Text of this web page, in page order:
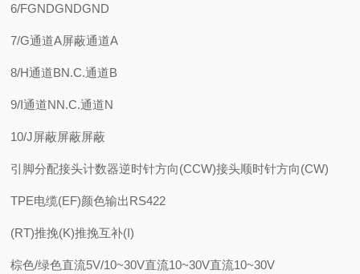
6/FGNDGNDGND
7/G通道A屏蔽通道A
8/H通道BN.C.通道B
9/I通道NN.C.通道N
10/J屏蔽屏蔽屏蔽
引脚分配接头计数器逆时针方向(CCW)接头顺时针方向(CW)
TPE电缆(EF)颜色输出RS422
(RT)推挽(K)推挽互补(I)
棕色/绿色直流5V/10~30V直流10~30V直流10~30V